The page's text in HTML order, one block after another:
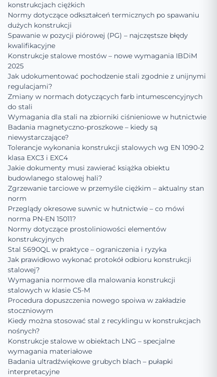
konstrukcjach ciężkich
Normy dotyczące odkształceń termicznych po spawaniu
dużych konstrukcji
Spawanie w pozycji piórowej (PG) – najczęstsze błędy
kwalifikacyjne
Konstrukcje stalowe mostów – nowe wymagania IBDiM
2025
Jak udokumentować pochodzenie stali zgodnie z unijnymi
regulacjami?
Zmiany w normach dotyczących farb intumescencyjnych
do stali
Wymagania dla stali na zbiorniki ciśnieniowe w hutnictwie
Badania magnetyczno-proszkowe – kiedy są
niewystarczające?
Tolerancje wykonania konstrukcji stalowych wg EN 1090-2
klasa EXC3 i EXC4
Jakie dokumenty musi zawierać książka obiektu
budowlanego stalowej hali?
Zgrzewanie tarciowe w przemyśle ciężkim – aktualny stan
norm
Przeglądy okresowe suwnic w hutnictwie – co mówi
norma PN-EN 15011?
Normy dotyczące prostoliniowości elementów
konstrukcyjnych
Stal S690QL w praktyce – ograniczenia i ryzyka
Jak prawidłowo wykonać protokół odbioru konstrukcji
stalowej?
Wymagania normowe dla malowania konstrukcji
stalowych w klasie C5-M
Procedura dopuszczenia nowego spoiwa w zakładzie
stoczniowym
Kiedy można stosować stal z recyklingu w konstrukcjach
nośnych?
Konstrukcje stalowe w obiektach LNG – specjalne
wymagania materiałowe
Badania ultradźwiękowe grubych blach – pułapki
interpretacyjne